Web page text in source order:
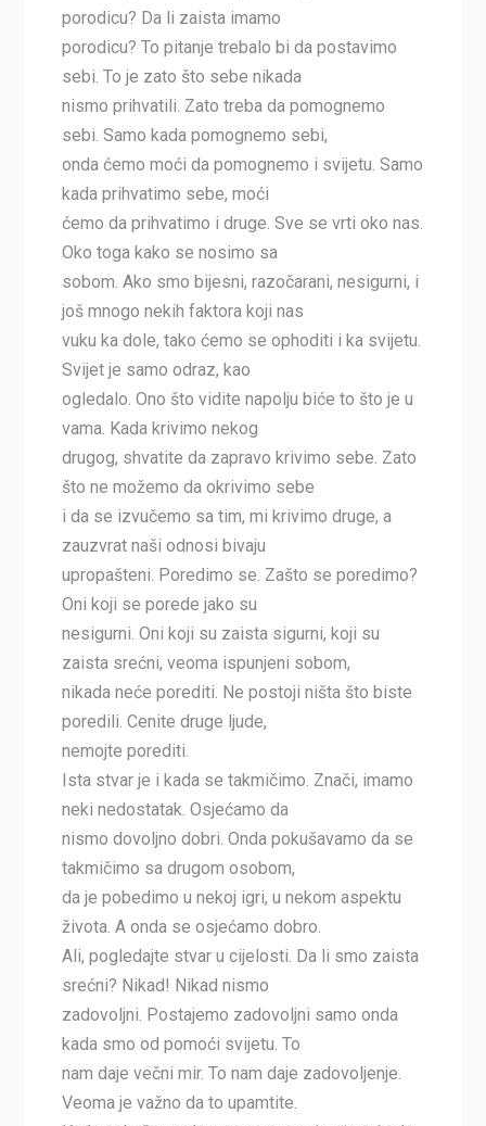
porodicu? Da li zaista imamo
porodicu? To pitanje trebalo bi da postavimo
sebi. To je zato što sebe nikada
nismo prihvatili. Zato treba da pomognemo
sebi. Samo kada pomognemo sebi,
onda ćemo moći da pomognemo i svijetu. Samo
kada prihvatimo sebe, moći
ćemo da prihvatimo i druge. Sve se vrti oko nas.
Oko toga kako se nosimo sa
sobom. Ako smo bijesni, razočarani, nesigurni, i
još mnogo nekih faktora koji nas
vuku ka dole, tako ćemo se ophoditi i ka svijetu.
Svijet je samo odraz, kao
ogledalo. Ono što vidite napolju biće to što je u
vama. Kada krivimo nekog
drugog, shvatite da zapravo krivimo sebe. Zato
što ne možemo da okrivimo sebe
i da se izvučemo sa tim, mi krivimo druge, a
zauzvrat naši odnosi bivaju
upropašteni. Poredimo se. Zašto se poredimo?
Oni koji se porede jako su
nesigurni. Oni koji su zaista sigurni, koji su
zaista srećni, veoma ispunjeni sobom,
nikada neće porediti. Ne postoji ništa što biste
poredili. Cenite druge ljude,
nemojte porediti.
Ista stvar je i kada se takmičimo. Znači, imamo
neki nedostatak. Osjećamo da
nismo dovoljno dobri. Onda pokušavamo da se
takmičimo sa drugom osobom,
da je pobedimo u nekoj igri, u nekom aspektu
života. A onda se osjećamo dobro.
Ali, pogledajte stvar u cijelosti. Da li smo zaista
srećni? Nikad! Nikad nismo
zadovoljni. Postajemo zadovoljni samo onda
kada smo od pomoći svijetu. To
nam daje večni mir. To nam daje zadovoljenje.
Veoma je važno da to upamtite.